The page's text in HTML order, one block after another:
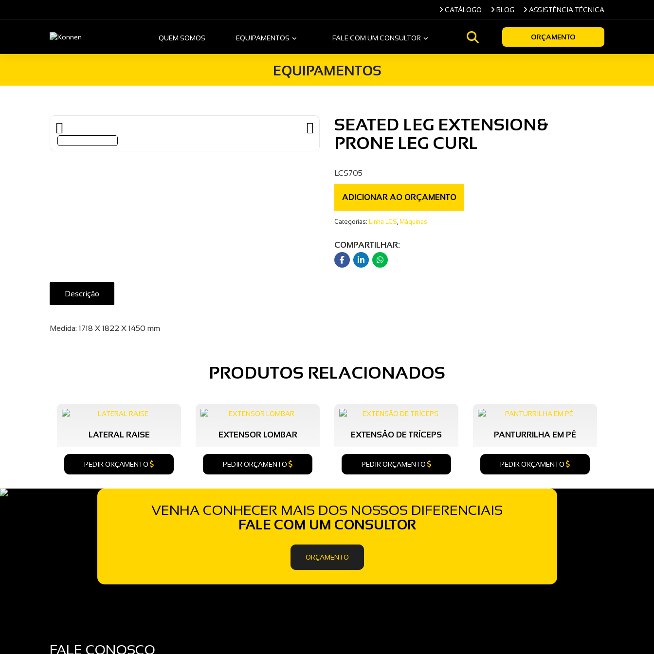
CATÁLOGO BLOG ASSISTÊNCIA TÉCNICA
QUEM SOMOS EQUIPAMENTOS FALE COM UM CONSULTOR ORÇAMENTO
EQUIPAMENTOS
SEATED LEG EXTENSION&
PRONE LEG CURL
LCS705
ADICIONAR AO ORÇAMENTO
Categorias: Linha LCS, Máquinas
COMPARTILHAR:
Descrição
Medida: 1718 X 1822 X 1450 mm
PRODUTOS RELACIONADOS
LATERAL RAISE
PEDIR ORÇAMENTO
EXTENSOR LOMBAR
PEDIR ORÇAMENTO
EXTENSÃO DE TRÍCEPS
PEDIR ORÇAMENTO
PANTURRILHA EM PÉ
PEDIR ORÇAMENTO
VENHA CONHECER MAIS DOS NOSSOS DIFERENCIAIS
FALE COM UM CONSULTOR
ORÇAMENTO
FALE CONOSCO